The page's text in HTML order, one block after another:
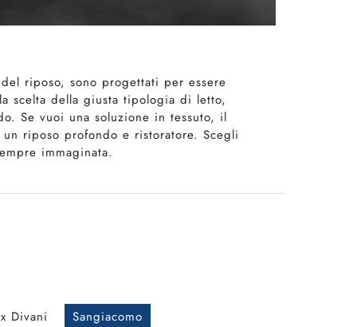
riposo, sono progettati per essere
scelta della giusta tipologia di letto,
Se vuoi una soluzione in tessuto, il
riposo profondo e ristoratore. Scegli
immaginata.
Divani Sangiacomo